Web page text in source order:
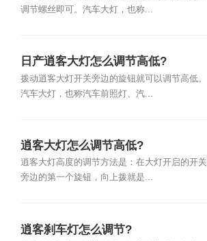
调节螺丝即可。汽车大灯，也称...
日产逍客大灯怎么调节高低?
拨动逍客大灯开关旁边的旋钮就可以调节高低。
汽车大灯，也称汽车前照灯、汽...
逍客大灯怎么调节高低?
逍客大灯高度的调节方法是：在大灯开启的开关
旁边的第一个旋钮，向上拨就是...
逍客刹车灯怎么调节?